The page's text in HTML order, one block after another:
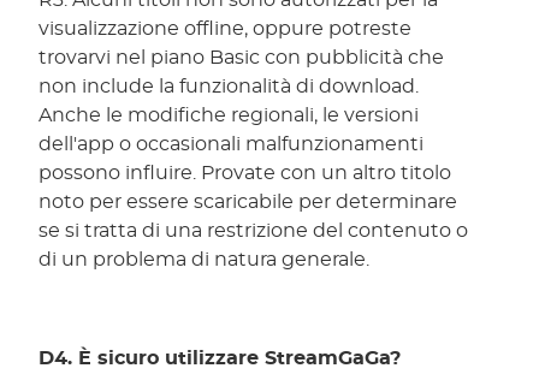
visualizzazione offline, oppure potreste
trovarvi nel piano Basic con pubblicità che
non include la funzionalità di download.
Anche le modifiche regionali, le versioni
dell'app o occasionali malfunzionamenti
possono influire. Provate con un altro titolo
noto per essere scaricabile per determinare
se si tratta di una restrizione del contenuto o
di un problema di natura generale.
D4. È sicuro utilizzare StreamGaGa?